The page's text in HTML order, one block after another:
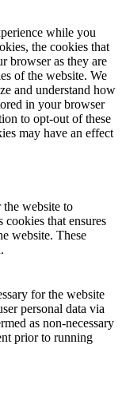
while you
the cookies that
browser as they are
of the website. We
and understand how
in your browser
to opt-out of these
may have an effect
the website to
that ensures
website. These
for the website
personal data via
as non-necessary
prior to running